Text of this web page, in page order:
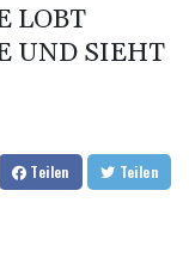
LOBT
UND SIEHT
Teilen Teilen